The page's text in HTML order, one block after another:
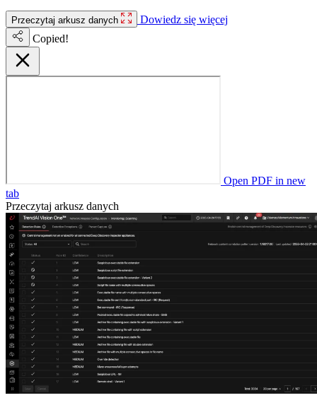
Przeczytaj arkusz danych
Dowiedz się więcej
Copied!
Open PDF in new
tab
Przeczytaj arkusz danych